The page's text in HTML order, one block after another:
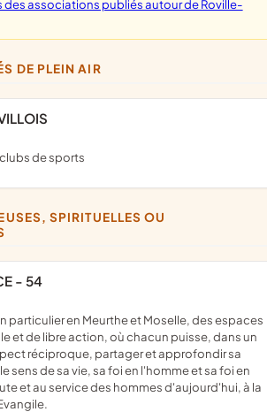
DE PLEIN AIR
clubs de sports
- 54
et de libre action, où chacun puisse, dans un
réciproque, partager et approfondir sa
sens de sa vie, sa foi en l'homme et sa foi en
et au service des hommes d'aujourd'hui, à la